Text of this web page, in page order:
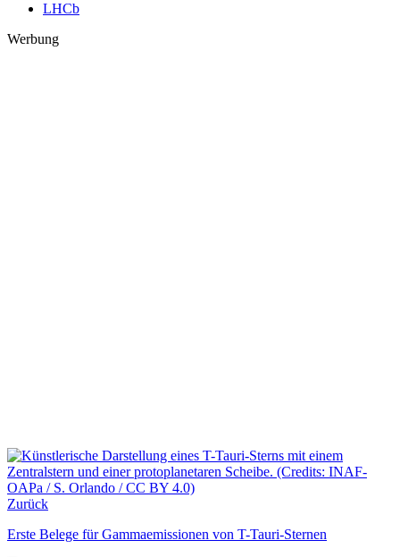
LHCb
Werbung
Zurück
Erste Belege für Gammaemissionen von T-Tauri-Sternen